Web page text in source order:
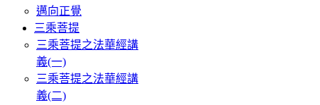
邁向正覺
三乘菩提
三乘菩提之法華經講
義(一)
三乘菩提之法華經講
義(二)